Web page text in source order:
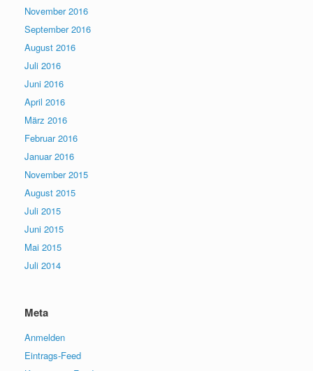
November 2016
September 2016
August 2016
Juli 2016
Juni 2016
April 2016
März 2016
Februar 2016
Januar 2016
November 2015
August 2015
Juli 2015
Juni 2015
Mai 2015
Juli 2014
Meta
Anmelden
Eintrags-Feed